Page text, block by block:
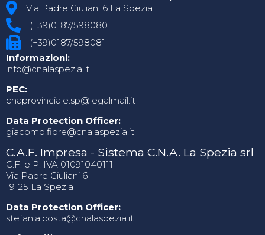
Via Padre Giuliani 6 La Spezia
(+39)0187/598080
(+39)0187/598081
Informazioni:
info@cnalaspezia.it
PEC:
cnaprovinciale.sp@legalmail.it
Data Protection Officer:
giacomo.fiore@cnalaspezia.it
C.A.F. Impresa - Sistema C.N.A. La Spezia srl
C.F. e P. IVA 01091040111
Via Padre Giuliani 6
19125 La Spezia
Data Protection Officer:
stefania.costa@cnalaspezia.it